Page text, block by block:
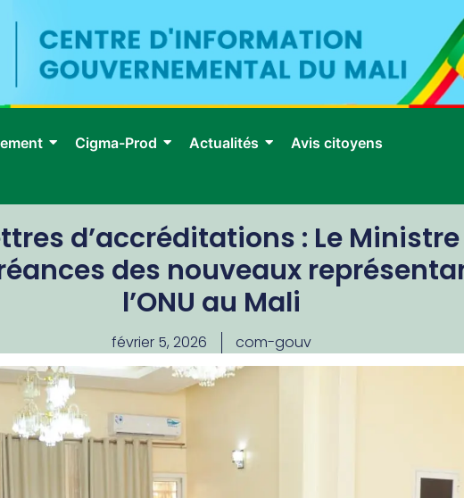
Cigma-Prod Actualités Avis citoyens
d’accréditations : Le Ministre
des nouveaux
l’ONU au Mali
février 5, 2026 com-gouv